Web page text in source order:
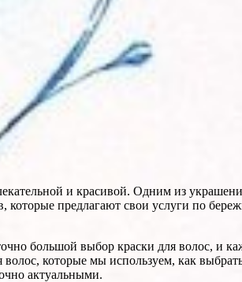
и красивой. Одним из
которые предлагают свои услуги по
большой выбор краски для волос, и
волос, которые мы используем, как
актуальными.